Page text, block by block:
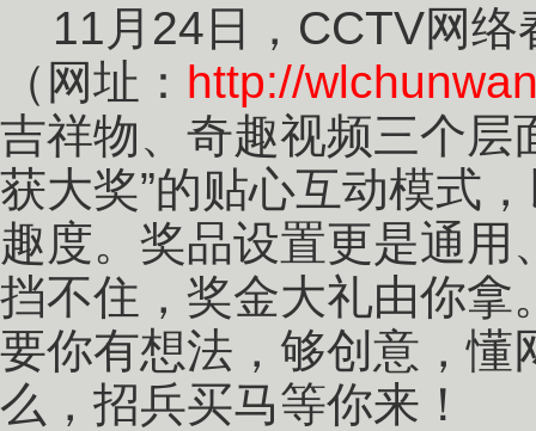
11月24日，CCTV网络
（网址： http://
吉祥物、奇趣视频三个层
获大奖”的贴心互动模式
趣度。奖品设置更是通
挡不住，奖金大礼由你拿
要你有想法，够创意，懂
么，招兵买马等你来！